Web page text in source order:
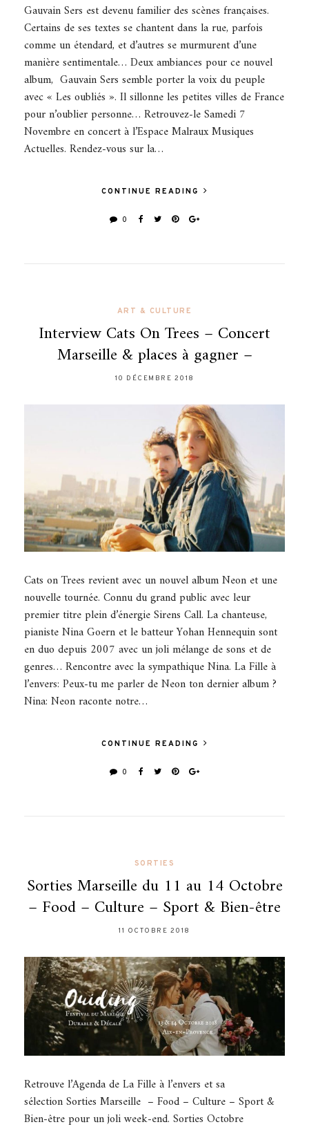
Gauvain Sers est devenu familier des scènes françaises.
Certains de ses textes se chantent dans la rue, parfois
comme un étendard, et d’autres se murmurent d’une
manière sentimentale… Deux ambiances pour ce nouvel
album, Gauvain Sers semble porter la voix du peuple
avec « Les oubliés ». Il sillonne les petites villes de France
pour n’oublier personne… Retrouvez-le Samedi 7
Novembre en concert à l’Espace Malraux Musiques
Actuelles. Rendez-vous sur la…
CONTINUE READING
0
ART & CULTURE
Interview Cats On Trees – Concert
Marseille & places à gagner –
10 DÉCEMBRE 2018
Cats on Trees revient avec un nouvel album Neon et une
nouvelle tournée. Connu du grand public avec leur
premier titre plein d’énergie Sirens Call. La chanteuse,
pianiste Nina Goern et le batteur Yohan Hennequin sont
en duo depuis 2007 avec un joli mélange de sons et de
genres… Rencontre avec la sympathique Nina. La Fille à
l’envers: Peux-tu me parler de Neon ton dernier album ?
Nina: Neon raconte notre…
CONTINUE READING
0
SORTIES
Sorties Marseille du 11 au 14 Octobre
– Food – Culture – Sport & Bien-être
11 OCTOBRE 2018
Retrouve l’Agenda de La Fille à l’envers et sa
sélection Sorties Marseille – Food – Culture – Sport &
Bien-être pour un joli week-end. Sorties Octobre